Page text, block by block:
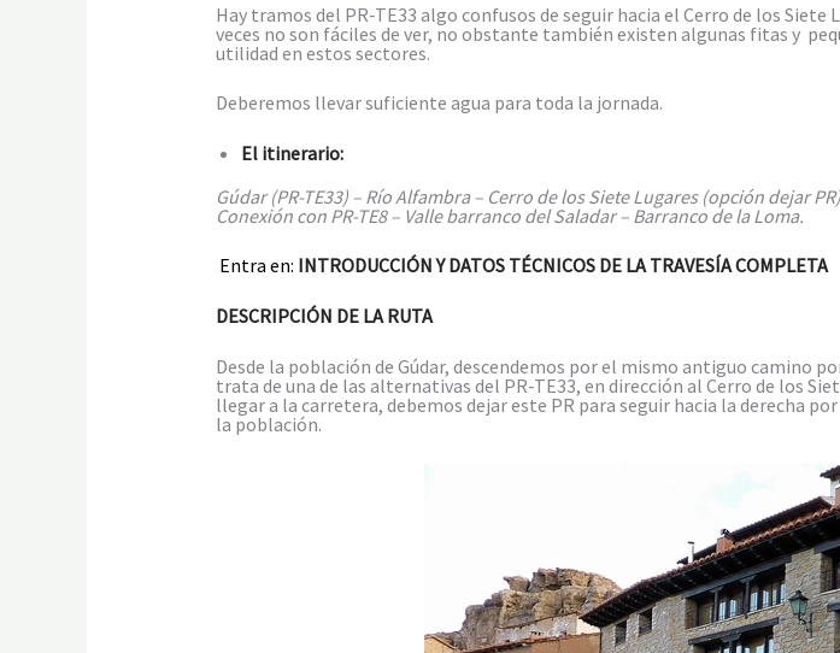
Hay tramos del PR-TE33 algo confusos de seguir hacia el Cerro de los
veces no son fáciles de ver, no obstante también existen algunas fitas y
utilidad en estos sectores.
Deberemos llevar suficiente agua para toda la jornada.
El itinerario:
Gúdar (PR-TE33) – Río Alfambra – Cerro de los Siete Lugares (opción dejar
Conexión con PR-TE8 – Valle barranco del Saladar – Barranco de la Loma.
Entra en: INTRODUCCIÓN Y DATOS TÉCNICOS DE LA TRAVESÍA COMPLETA
DESCRIPCIÓN DE LA RUTA
Desde la población de Gúdar, descendemos por el mismo antiguo camino
trata de una de las alternativas del PR-TE33, en dirección al Cerro de los
llegar a la carretera, debemos dejar este PR para seguir hacia la derecha
la población.